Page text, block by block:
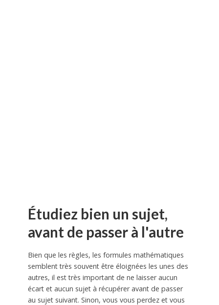
Étudiez bien un sujet,
avant de passer à l'autre
Bien que les règles, les formules mathématiques
semblent très souvent être éloignées les unes des
autres, il est très important de ne laisser aucun
écart et aucun sujet à récupérer avant de passer
au sujet suivant. Sinon, vous vous perdez et vous